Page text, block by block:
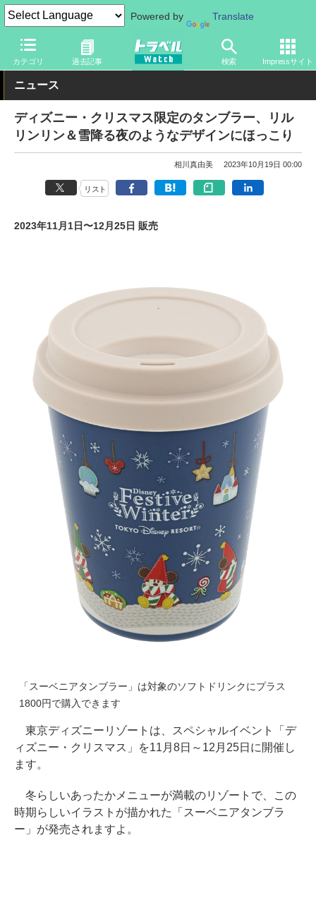
Powered by Translate
カテゴリ 過去記事 検索 Impressサイト
トラベル Watch 旅の情報 観光地 ディズニーリゾート
ニュース
ディズニー・クリスマス限定のタンブラー、リル
リンリン＆雪降る夜のようなデザインにほっこり
相川真由美 2023年10月19日 00:00
リスト
2023年11月1日〜12月25日 販売
「スーベニアタンブラー」は対象のソフトドリンクにプラス
1800円で購入できます
東京ディズニーリゾートは、スペシャルイベント「デ
ィズニー・クリスマス」を11月8日～12月25日に開催し
ます。
冬らしいあったかメニューが満載のリゾートで、この
時期らしいイラストが描かれた「スーベニアタンブラ
ー」が発売されますよ。